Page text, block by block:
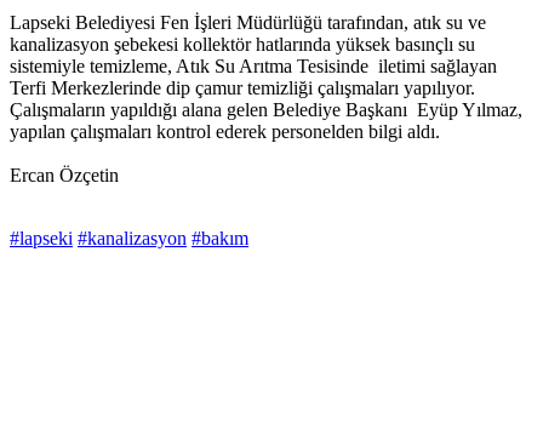
Lapseki Belediyesi Fen İşleri Müdürlüğü tarafından, atık su ve
kanalizasyon şebekesi kollektör hatlarında yüksek basınçlı su
sistemiyle temizleme, Atık Su Arıtma Tesisinde iletimi sağlayan
Terfi Merkezlerinde dip çamur temizliği çalışmaları yapılıyor.
Çalışmaların yapıldığı alana gelen Belediye Başkanı Eyüp Yılmaz,
yapılan çalışmaları kontrol ederek personelden bilgi aldı.
Ercan Özçetin
#lapseki #kanalizasyon #bakım